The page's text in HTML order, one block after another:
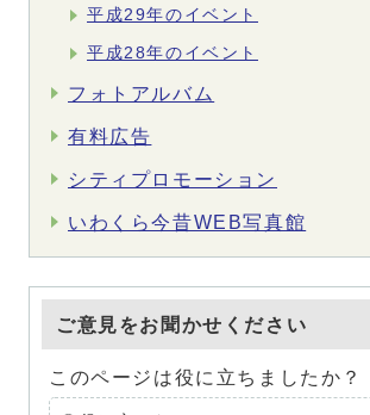
平成29年のイベント
平成28年のイベント
フォトアルバム
有料広告
シティプロモーション
いわくら今昔WEB写真館
ご意見をお聞かせください
このページは役に立ちましたか？